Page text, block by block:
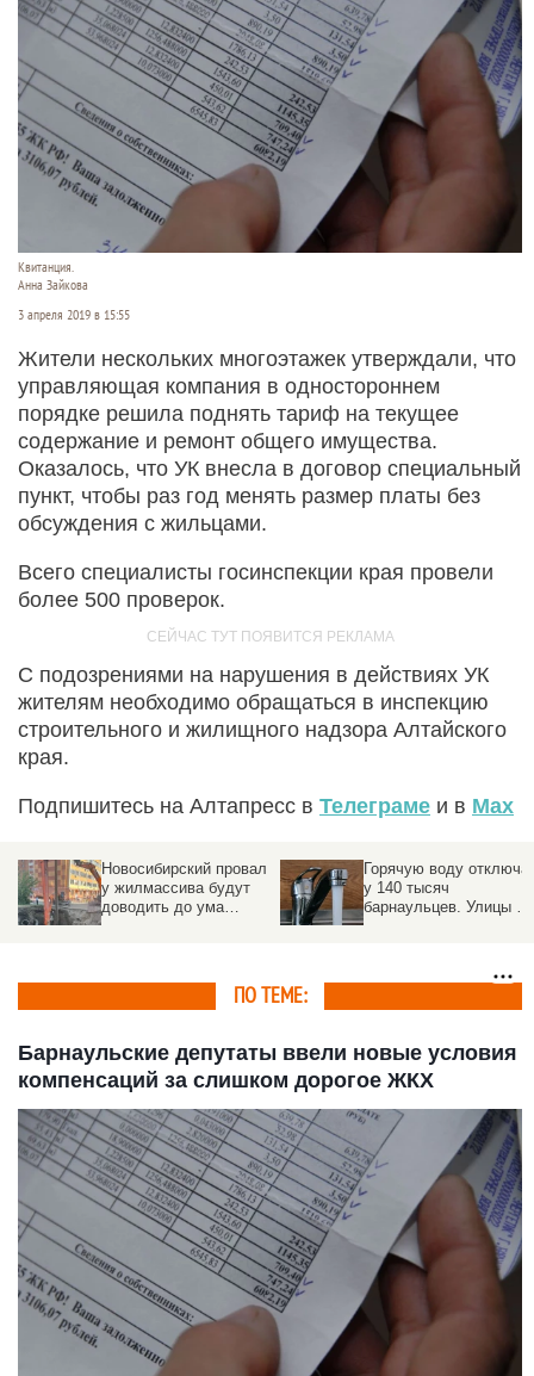
Квитанция.
Анна Зайкова
3 апреля 2019 в 15:55
Жители нескольких многоэтажек утверждали, что
управляющая компания в одностороннем
порядке решила поднять тариф на текущее
содержание и ремонт общего имущества.
Оказалось, что УК внесла в договор специальный
пункт, чтобы раз год менять размер платы без
обсуждения с жильцами.
Всего специалисты госинспекции края провели
более 500 проверок.
С подозрениями на нарушения в действиях УК
жителям необходимо обращаться в инспекцию
строительного и жилищного надзора Алтайского
края.
Подпишитесь на Алтапресс в Телеграме и в Max
Новосибирский провал
у жилмассива будут
доводить до ума
Горячую воду
у 140 тысяч
барнаульцев. Улицы и
ПО ТЕМЕ:
Барнаульские депутаты ввели новые условия
компенсаций за слишком дорогое ЖКХ